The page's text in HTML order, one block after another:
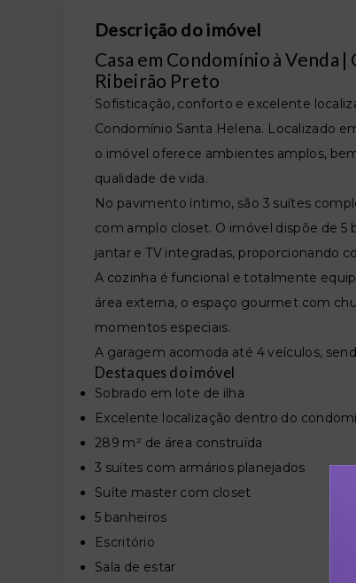
Descrição do imóvel
Casa em Condomínio à Venda
Ribeirão Preto
Sofisticação, conforto e excelente
Condomínio Santa Helena. Localizado
o imóvel oferece ambientes amplos,
qualidade de vida.
No pavimento íntimo, são 3 suítes
com amplo closet. O imóvel dispõe de 5
jantar e TV integradas, proporcionando
A cozinha é funcional e totalmente
área externa, o espaço gourmet com
momentos especiais.
A garagem acomoda até 4 veículos,
Destaques do imóvel
Sobrado em lote de ilha
Excelente localização dentro do
289 m² de área construída
3 suítes com armários planejados
Suíte master com closet
5 banheiros
Escritório
Sala de estar